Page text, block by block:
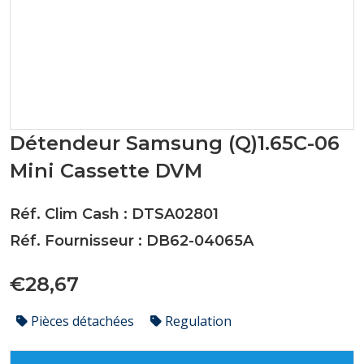
Détendeur Samsung (Q)1.65C-06
Mini Cassette DVM
Réf. Clim Cash : DTSA02801
Réf. Fournisseur : DB62-04065A
€28,67
Pièces détachées Regulation